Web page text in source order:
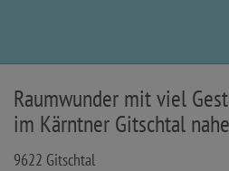
Raumwunder mit viel
im Kärntner Gitschtal
9622 Gitschtal